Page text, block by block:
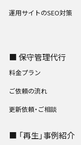
運用サイトのSEO対策
■ 保守管理代行
料金プラン
ご依頼の流れ
更新依頼・ご相談
■ 「再生」事例紹介